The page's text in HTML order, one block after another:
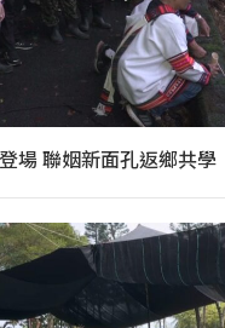
場 聯姻新面孔返鄉共學